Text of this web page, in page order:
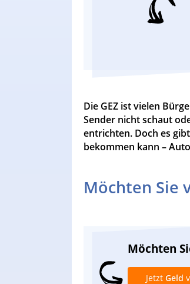
Die GEZ ist vielen
Sender nicht schaut
entrichten. Doch es
bekommen kann –
Möchten Sie
Möchten
Jetzt Geld